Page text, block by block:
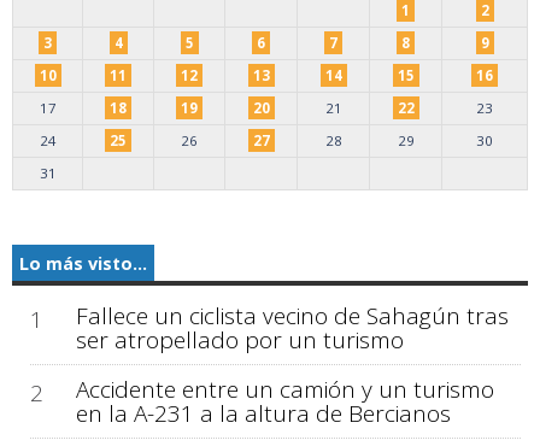
1
2
3
4 5 6 7 8
9
10
11 12 13 14 15
16
17
18 19 20 21 22
23
24
25 26 27 28 29
30
31
Lo más visto...
1 Fallece un ciclista vecino de Sahagún tras
ser atropellado por un turismo
2
Accidente entre un camión y un turismo
en la A-231 a la altura de Bercianos